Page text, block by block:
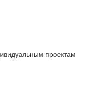
проектам